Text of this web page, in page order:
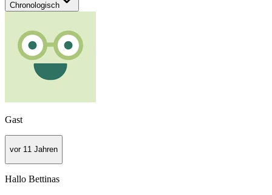
Chronologisch
Gast
vor 11 Jahren
Hallo Bettinas